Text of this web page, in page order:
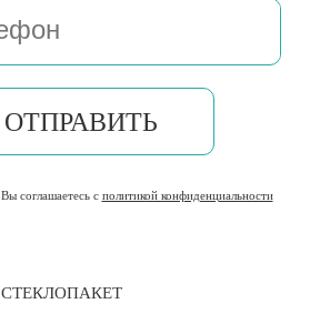
ОТПРАВИТЬ
соглашаетесь с политикой конфиденциальности